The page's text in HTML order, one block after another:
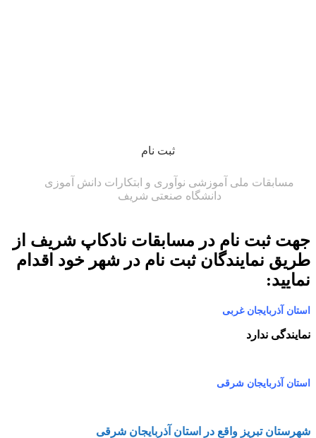
ثبت نام
مسابقات ملی آموزشی نوآوری و ابتکارات دانش آموزی
دانشگاه صنعتی شریف
جهت ثبت نام در مسابقات نادکاپ شریف از
طریق نمایندگان ثبت نام در شهر خود اقدام
نمایید:
استان آذربایجان غربی
نمایندگی ندارد
استان آذربایجان شرقی
شهرستان تبریز واقع در استان آذربایجان شرقی